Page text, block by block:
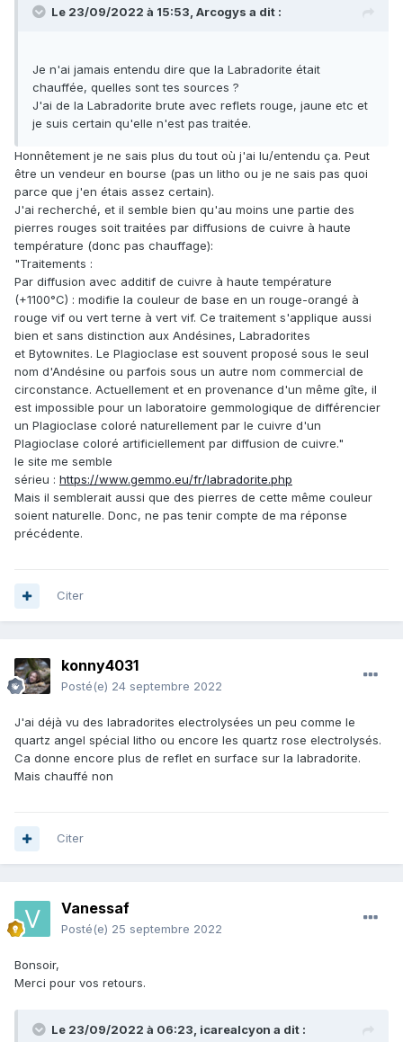
Le 23/09/2022 à 15:53, Arcogys a dit :
Je n'ai jamais entendu dire que la Labradorite était
chauffée, quelles sont tes sources ?
J'ai de la Labradorite brute avec reflets rouge, jaune etc et
je suis certain qu'elle n'est pas traitée.
Honnêtement je ne sais plus du tout où j'ai lu/entendu ça. Peut
être un vendeur en bourse (pas un litho ou je ne sais pas quoi
parce que j'en étais assez certain).
J'ai recherché, et il semble bien qu'au moins une partie des
pierres rouges soit traitées par diffusions de cuivre à haute
température (donc pas chauffage):
"Traitements :
Par diffusion avec additif de cuivre à haute température
(+1100°C) : modifie la couleur de base en un rouge-orangé à
rouge vif ou vert terne à vert vif. Ce traitement s'applique aussi
bien et sans distinction aux Andésines, Labradorites
et Bytownites. Le Plagioclase est souvent proposé sous le seul
nom d'Andésine ou parfois sous un autre nom commercial de
circonstance. Actuellement et en provenance d'un même gîte, il
est impossible pour un laboratoire gemmologique de différencier
un Plagioclase coloré naturellement par le cuivre d'un
Plagioclase coloré artificiellement par diffusion de cuivre."
le site me semble
sérieu : https://www.gemmo.eu/fr/labradorite.php
Mais il semblerait aussi que des pierres de cette même couleur
soient naturelle. Donc, ne pas tenir compte de ma réponse
précédente.
Citer
konny4031
Posté(e) 24 septembre 2022
J'ai déjà vu des labradorites electrolysées un peu comme le
quartz angel spécial litho ou encore les quartz rose electrolysés.
Ca donne encore plus de reflet en surface sur la labradorite.
Mais chauffé non
Citer
Vanessaf
Posté(e) 25 septembre 2022
Bonsoir,
Merci pour vos retours.
Le 23/09/2022 à 06:23, icarealcyon a dit :